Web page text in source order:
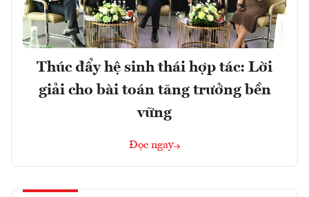
Thúc đẩy hệ sinh thái hợp tác: Lời
giải cho bài toán tăng trưởng bền
vững
Đọc ngay